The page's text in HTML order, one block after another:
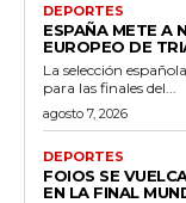
DEPORTES
ESPAÑA METE A
EUROPEO DE
La selección
para las finales del...
agosto 7, 2026
DEPORTES
FOIOS SE
EN LA FINAL